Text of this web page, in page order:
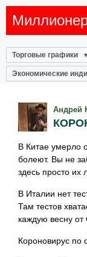
Торговые графики
Экономические
Андрей
В Китае умерло
болеют. Вы не
здесь просто их
В Италии нет
Там тестов
каждую весну от
Короновирус по